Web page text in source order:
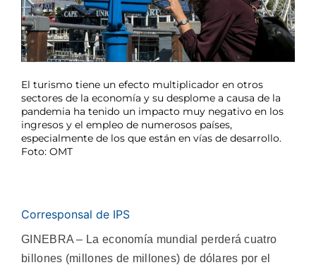
El turismo tiene un efecto multiplicador en otros
sectores de la economía y su desplome a causa de la
pandemia ha tenido un impacto muy negativo en los
ingresos y el empleo de numerosos países,
especialmente de los que están en vías de desarrollo.
Foto: OMT
Corresponsal de IPS
GINEBRA – La economía mundial perderá cuatro
billones (millones de millones) de dólares por el